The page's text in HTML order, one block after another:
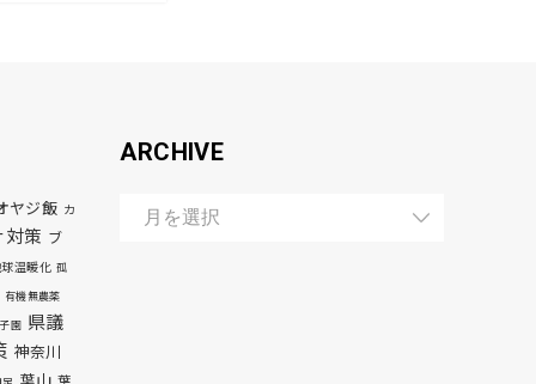
ヤジ飯 カ
対策 ブ
球温暖化 孤
有機無農薬
園
県議
神奈川
ARCHIVE